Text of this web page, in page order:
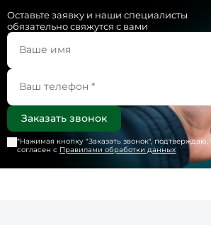
Оставьте заявку и наши специалисты
обязательно свяжутся с вами
*Нажимая кнопку "Заказать звонок", подтверждаю,
согласен с Правилами обработки данных